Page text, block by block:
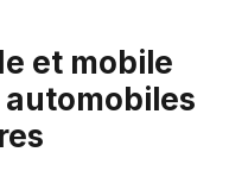
et mobile